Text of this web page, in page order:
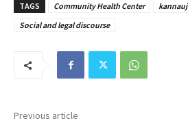
TAGS Community Health Center kannauj
Social and legal discourse
Previous article